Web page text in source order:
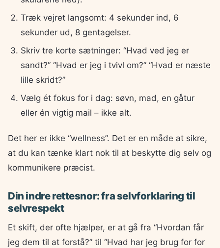
Træk vejret langsomt: 4 sekunder ind, 6
sekunder ud, 8 gentagelser.
Skriv tre korte sætninger: “Hvad ved jeg er
sandt?” “Hvad er jeg i tvivl om?” “Hvad er næste
lille skridt?”
Vælg ét fokus for i dag: søvn, mad, en gåtur
eller én vigtig mail – ikke alt.
Det her er ikke “wellness”. Det er en måde at sikre,
at du kan tænke klart nok til at beskytte dig selv og
kommunikere præcist.
Din indre rettesnor: fra selvforklaring til
selvrespekt
Et skift, der ofte hjælper, er at gå fra “Hvordan får
jeg dem til at forstå?” til “Hvad har jeg brug for for